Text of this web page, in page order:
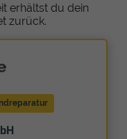
erhältst du dein
zurück.